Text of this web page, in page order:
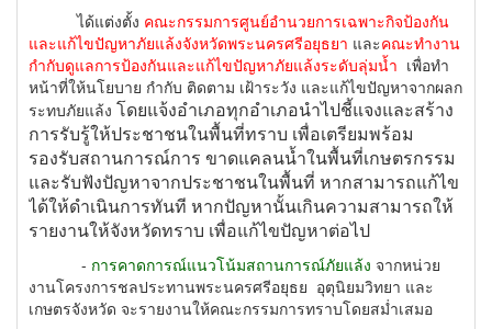
ได้แต่งตั้ง คณะกรรมการศูนย์อำนวยการเฉพาะกิจป้องกัน
และแก้ไขปัญหาภัยแล้งจังหวัดพระนครศรีอยุธยา และคณะทำงาน
กำกับดูแลการป้องกันและแก้ไขปัญหาภัยแล้งระดับลุ่มน้ำ เพื่อทำ
หน้าที่ให้นโยบาย กำกับ ติดตาม เฝ้าระวัง และแก้ไขปัญหาจากผลก
ระทบภัยแล้ง โดยแจ้งอำเภอทุกอำเภอนำไปชี้แจงและสร้าง
การรับรู้ให้ประชาชนในพื้นที่ทราบ เพื่อเตรียมพร้อม
รองรับสถานการณ์การ ขาดแคลนน้ำในพื้นที่เกษตรกรรม
และรับฟังปัญหาจากประชาชนในพื้นที่ หากสามารถแก้ไข
ได้ให้ดำเนินการทันที หากปัญหานั้นเกินความสามารถให้
รายงานให้จังหวัดทราบ เพื่อแก้ไขปัญหาต่อไป
- การคาดการณ์แนวโน้มสถานการณ์ภัยแล้ง จากหน่วย
งานโครงการชลประทานพระนครศรีอยุธย อุตุนิยมวิทยา และ
เกษตรจังหวัด จะรายงานให้คณะกรรมการทราบโดยสม่ำเสมอ